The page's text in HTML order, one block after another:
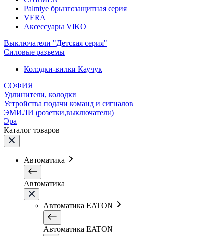
Palmiye брызгозащитная серия
VERA
Аксессуары VIKO
Выключатели "Детская серия"
Силовые разъемы
Колодки-вилки Каучук
СОФИЯ
Удлинители, колодки
Устройства подачи команд и сигналов
ЭМИЛИ (розетки,выключатели)
Эра
Каталог товаров
Автоматика
Автоматика
Автоматика EATON
Автоматика EATON